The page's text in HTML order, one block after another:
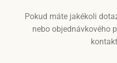
Pokud máte jakékoli
nebo objednávkového